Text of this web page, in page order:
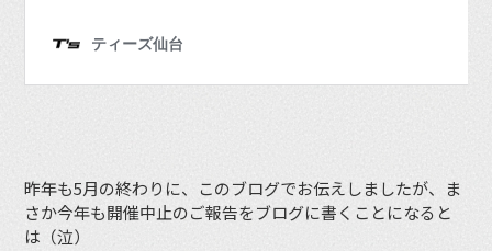
昨年も5月の終わりに、このブログでお伝えしましたが、ま
さか今年も開催中止のご報告をブログに書くことになると
は（泣）